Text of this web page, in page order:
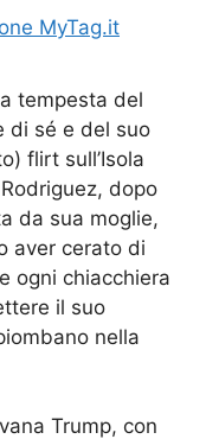
MyTag.it
tempesta del
di sé e del suo
flirt sull’Isola
dopo
da sua moglie,
aver cerato di
ogni chiacchiera
il suo
nella
Trump, con